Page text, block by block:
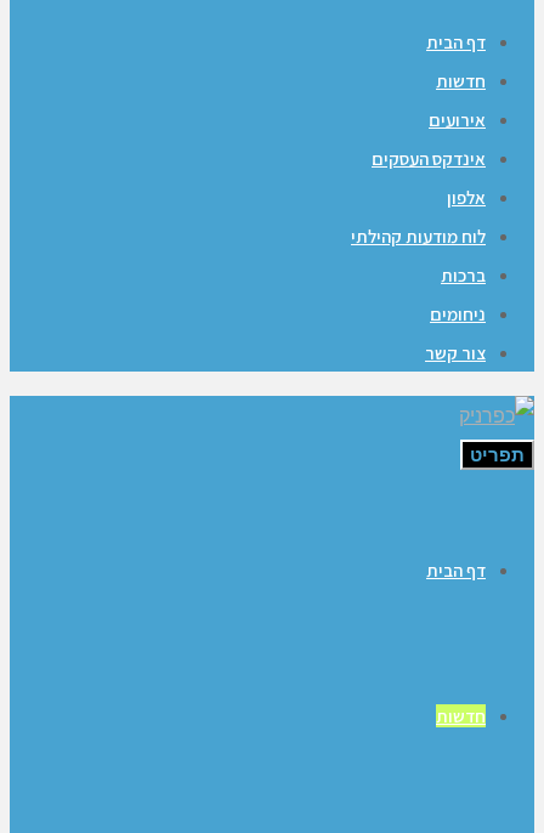
דף הבית
חדשות
אירועים
אינדקס העסקים
אלפון
לוח מודעות קהילתי
ברכות
ניחומים
צור קשר
תפריט
דף הבית
חדשות